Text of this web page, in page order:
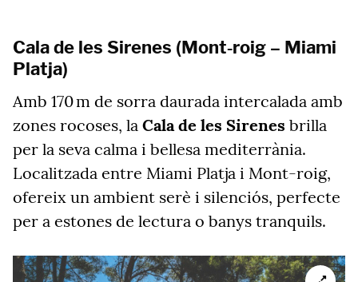
Cala de les Sirenes (Mont‑roig – Miami
Platja)
Amb 170 m de sorra daurada intercalada amb
zones rocoses, la Cala de les Sirenes brilla
per la seva calma i bellesa mediterrània.
Localitzada entre Miami Platja i Mont‑roig,
ofereix un ambient serè i silenciós, perfecte
per a estones de lectura o banys tranquils.